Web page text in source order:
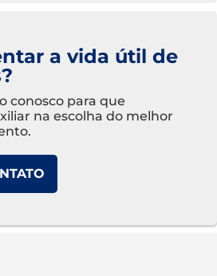
a vida útil de
conosco para que
na escolha do melhor